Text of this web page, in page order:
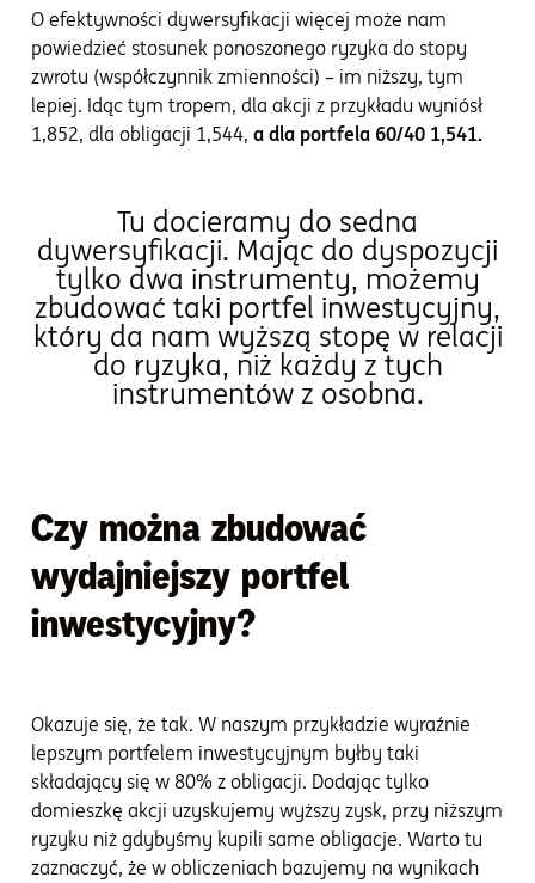
O efektywności dywersyfikacji więcej może nam
powiedzieć stosunek ponoszonego ryzyka do stopy
zwrotu (współczynnik zmienności) – im niższy, tym
lepiej. Idąc tym tropem, dla akcji z przykładu wyniósł
1,852, dla obligacji 1,544, a dla portfela 60/40 1,541.
Tu docieramy do sedna
dywersyfikacji. Mając do dyspozycji
tylko dwa instrumenty, możemy
zbudować taki portfel inwestycyjny,
który da nam wyższą stopę w relacji
do ryzyka, niż każdy z tych
instrumentów z osobna.
Czy można zbudować
wydajniejszy portfel
inwestycyjny?
Okazuje się, że tak. W naszym przykładzie wyraźnie
lepszym portfelem inwestycyjnym byłby taki
składający się w 80% z obligacji. Dodając tylko
domieszkę akcji uzyskujemy wyższy zysk, przy niższym
ryzyku niż gdybyśmy kupili same obligacje. Warto tu
zaznaczyć, że w obliczeniach bazujemy na wynikach